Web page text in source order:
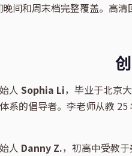
间和周末档完整覆盖。高清
人 Sophia Li，毕业于北京
系的倡导者。李老师从教
人 Danny Z.，初高中受教